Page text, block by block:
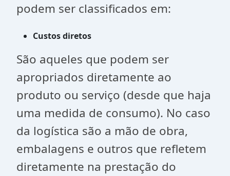
podem ser classificados em:
Custos diretos
São aqueles que podem ser
apropriados diretamente ao
produto ou serviço (desde que haja
uma medida de consumo). No caso
da logística são a mão de obra,
embalagens e outros que refletem
diretamente na prestação do